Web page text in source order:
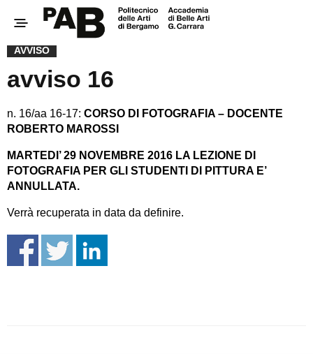
AVVISO
avviso 16
n. 16/aa 16-17: CORSO DI FOTOGRAFIA – DOCENTE
ROBERTO MAROSSI
MARTEDI’ 29 NOVEMBRE 2016 LA LEZIONE DI
FOTOGRAFIA PER GLI STUDENTI DI PITTURA E’
ANNULLATA.
Verrà recuperata in data da definire.